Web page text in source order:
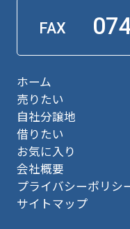
FAX
ホーム
売りたい
自社分譲地
借りたい
お気に入り
会社概要
プライバシーポリシ
サイトマップ